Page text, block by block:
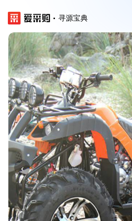
寻源宝典
‹